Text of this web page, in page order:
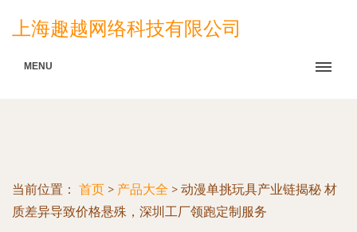
上海趣越网络科技有限公司
MENU
当前位置： 首页 > 产品大全 > 动漫单挑玩具产业链揭秘 材
质差异导致价格悬殊，深圳工厂领跑定制服务